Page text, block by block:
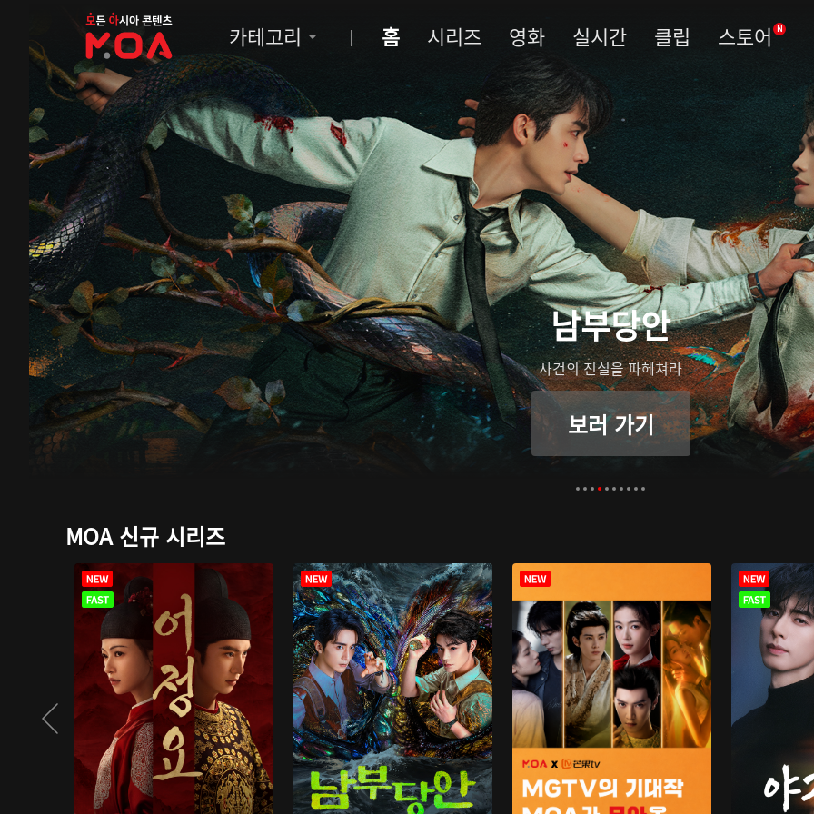
MOA
카테고리 홈 시리즈 영화 실시간 클립 스토어 N
남부당안
사건의 진실을 파헤쳐라
보러 가기
MOA 신규 시리즈